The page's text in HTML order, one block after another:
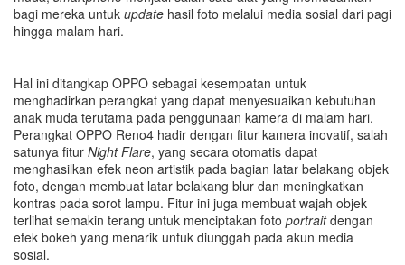
bagi mereka untuk update hasil foto melalui media sosial dari pagi
hingga malam hari.
Hal ini ditangkap OPPO sebagai kesempatan untuk
menghadirkan perangkat yang dapat menyesuaikan kebutuhan
anak muda terutama pada penggunaan kamera di malam hari.
Perangkat OPPO Reno4 hadir dengan fitur kamera inovatif, salah
satunya fitur Night Flare, yang secara otomatis dapat
menghasilkan efek neon artistik pada bagian latar belakang objek
foto, dengan membuat latar belakang blur dan meningkatkan
kontras pada sorot lampu. Fitur ini juga membuat wajah objek
terlihat semakin terang untuk menciptakan foto portraitdengan
efek bokeh yang menarik untuk diunggah pada akun media
sosial.